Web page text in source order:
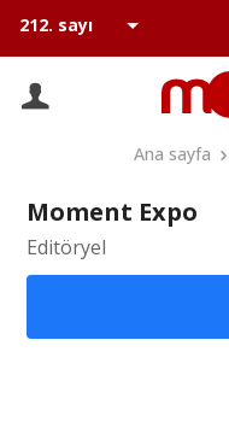
Ana sayfa
Moment Expo
Editöryel